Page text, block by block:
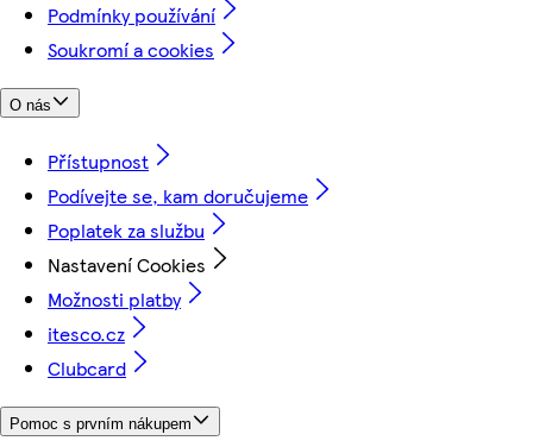
Podmínky používání
Soukromí a cookies
O nás
Přístupnost
Podívejte se, kam doručujeme
Poplatek za službu
Nastavení Cookies
Možnosti platby
itesco.cz
Clubcard
Pomoc s prvním nákupem